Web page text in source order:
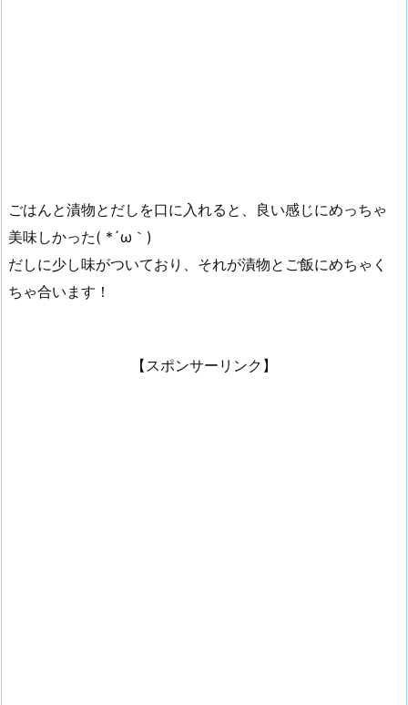
ごはんと漬物とだしを口に入れると、良い感じにめっちゃ
美味しかった( *´ω｀)
だしに少し味がついており、それが漬物とご飯にめちゃく
ちゃ合います！
【スポンサーリンク】